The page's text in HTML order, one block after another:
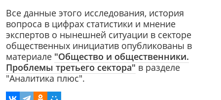
Все данные этого исследования, история
вопроса в цифрах статистики и мнение
экспертов о нынешней ситуации в секторе
общественных инициатив опубликованы в
материале "Общество и общественники.
Проблемы третьего сектора" в разделе
"Аналитика плюс".